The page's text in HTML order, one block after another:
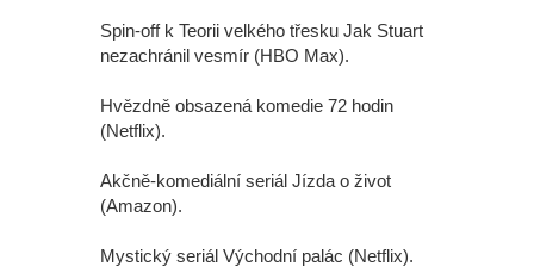
Spin-off k Teorii velkého třesku Jak Stuart
nezachránil vesmír (HBO Max).
Hvězdně obsazená komedie 72 hodin
(Netflix).
Akčně-komediální seriál Jízda o život
(Amazon).
Mystický seriál Východní palác (Netflix).